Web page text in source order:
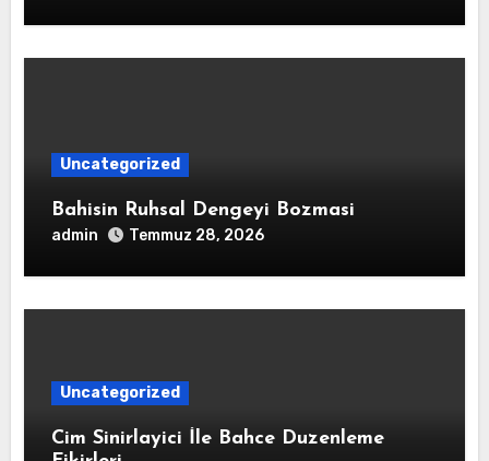
Uncategorized
Bahisin Ruhsal Dengeyi Bozmasi
admin Temmuz 28, 2026
Uncategorized
Cim Sinirlayici İle Bahce Duzenleme